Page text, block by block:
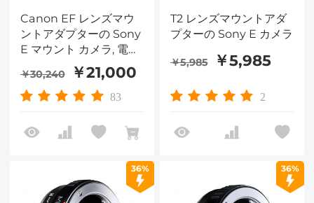
Canon EF レンズマウ
ントアダプターの Sony
E マウント カメラ, 電子,
オートフォーカス
￥30,240 ￥21,000
83
T2 レンズマウントアダ
プターの Sony E カメラ
￥5,985 ￥5,985
2
36% 36%